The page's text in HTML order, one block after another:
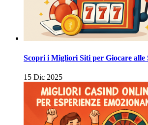
Scopri i Migliori Siti per Giocare alle
15 Dic 2025